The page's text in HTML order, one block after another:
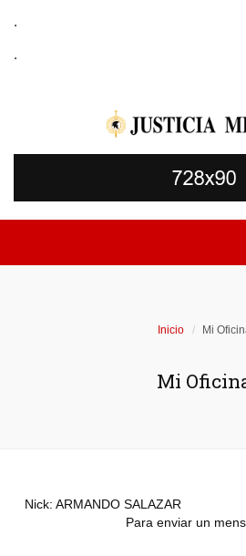
.
.
Inicio Mi
Mi
Nick: ARMANDO SALAZAR
Para enviar un